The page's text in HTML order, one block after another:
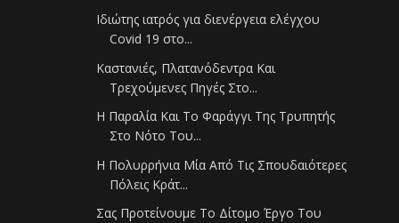
Ιδιώτης ιατρός για διενέργεια ελέγχου
Covid 19 στο...
Καστανιές, Πλατανόδεντρα Και
Τρεχούμενες Πηγές Στο...
Η Παραλία Και Το Φαράγγι Της Τρυπητής
Στο Νότο Του...
Η Πολυρρήνια Μία Από Τις Σπουδαιότερες
Πόλεις Κράτ...
Σας Προτείνουμε Το Δίτομο Έργο Του